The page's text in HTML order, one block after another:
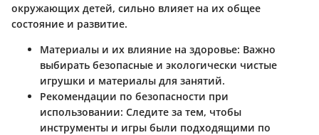
окружающих детей, сильно влияет на их общее
состояние и развитие.
Материалы и их влияние на здоровье: Важно
выбирать безопасные и экологически чистые
игрушки и материалы для занятий.
Рекомендации по безопасности при
использовании: Следите за тем, чтобы
инструменты и игры были подходящими по